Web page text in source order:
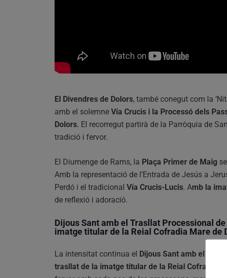
El Divendres de Dolors, també conegut com la
amb el solemne Vía Crucis i la Processó dels
Dolors. El recorregut partirà de la Parròquia de
tradició i fervor.
El Diumenge de Rams, la Plaça Primer de Maig
Amb la representació de l’Entrada de Jesús a
Perdó i el tradicional Vía Crucis-Lucis. Amb la
de reflexió i adoració.
Dijous Sant amb el Trasllat Processional
imatge titular de la Reial Cofradia Mare de
La intensitat continua el Dijous Sant amb el
trasllat de la imatge titular de la Reial Cofradia